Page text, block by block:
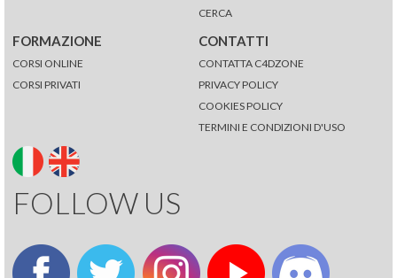
CERCA
FORMAZIONE
CORSI ONLINE
CORSI PRIVATI
CONTATTI
CONTATTA C4DZONE
PRIVACY POLICY
COOKIES POLICY
TERMINI E CONDIZIONI D'USO
FOLLOW US